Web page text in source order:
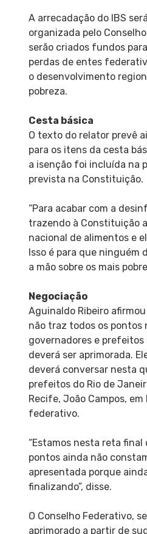
A arrecadação do IBS
organizada pelo
serão criados fundos
perdas de entes
o desenvolvimento
pobreza.
Cesta básica
O texto do relator prevê
para os itens da cesta
a isenção foi incluída na
prevista na Constituição.
“Para acabar com a
trazendo à Constituição
nacional de alimentos e
Isso é para que ninguém
a mão sobre os mais
Negociação
Aguinaldo Ribeiro
não traz todos os pontos
governadores e prefeitos
deverá ser aprimorada.
deverá conversar nesta
prefeitos do Rio de
Recife, João Campos,
federativo.
“Estamos nesta reta
pontos ainda não
apresentada porque
finalizando”, disse.
O Conselho Federativo,
aprimorado a partir de